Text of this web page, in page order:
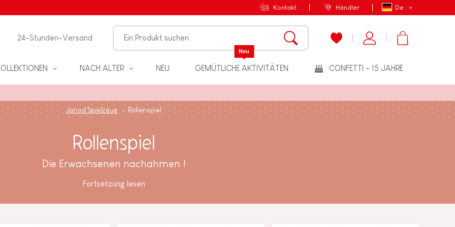
De
Kontakt Händler
24-Stunden-Versand
NACH ALTER NEU GEMÜTLICHE AKTIVITÄTEN
Neu
CONFETTI - 15 JAHRE
Janod Spielzeug Rollenspiel
Rollenspiel
Die Erwachsenen nachahmen !
Fortsetzung lesen